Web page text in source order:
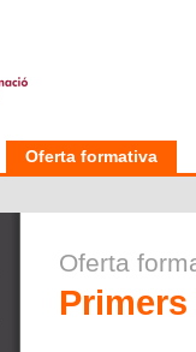
Oferta formativa
Oferta